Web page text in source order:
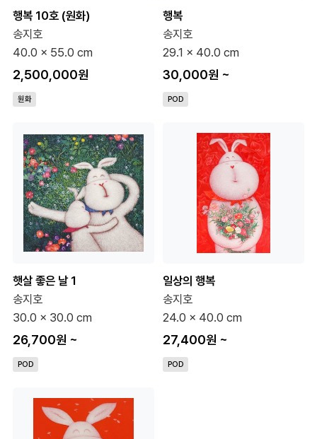
행복 10호 (원화)
송지호
40.0 x 55.0 cm
2,500,000원
원화
행복
송지호
29.1 x 40.0 cm
30,000원 ~
POD
햇살 좋은 날 1
송지호
30.0 x 30.0 cm
26,700원 ~
POD
일상의 행복
송지호
24.0 x 40.0 cm
27,400원 ~
POD